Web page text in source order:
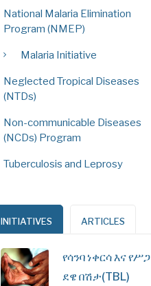
National Malaria Elimination
Program (NMEP)
Malaria Initiative
Neglected Tropical Diseases
(NTDs)
Non-communicable Diseases
(NCDs) Program
Tuberculosis and Leprosy
INITIATIVES ARTICLES
የሳንባ ነቀርሳ እና የሥጋ
ደዌ በሽታ(TBL)